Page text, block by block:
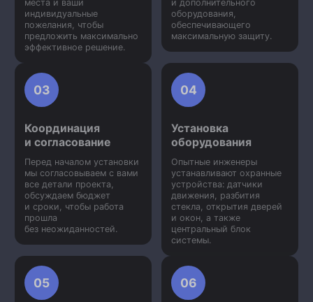
места и ваши
индивидуальные
пожелания, чтобы
предложить максимально
эффективное решение.
и дополнительного
оборудования,
обеспечивающего
максимальную защиту.
03
Координация
и согласование
Перед началом установки
мы согласовываем с вами
все детали проекта,
обсуждаем бюджет
и сроки, чтобы работа
прошла
без неожиданностей.
04
Установка
оборудования
Опытные инженеры
устанавливают охранные
устройства: датчики
движения, разбития
стекла, открытия дверей
и окон, а также
центральный блок
системы.
05 06